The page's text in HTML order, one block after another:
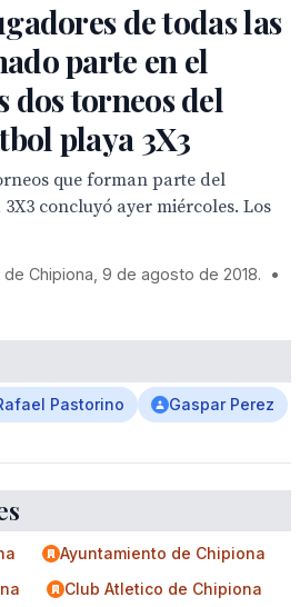
de todas las
parte en el
dos torneos del
playa 3X3
que forman parte del
concluyó ayer miércoles. Los
Chipiona, 9 de agosto de 2018.
•
Pastorino
Gaspar Perez
Ayuntamiento de Chipiona
Club Atletico de Chipiona